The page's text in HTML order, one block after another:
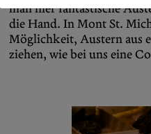
man hier fantastische
die Hand. In Mont St.
Möglichkeit, Austern aus
ziehen, wie bei uns eine